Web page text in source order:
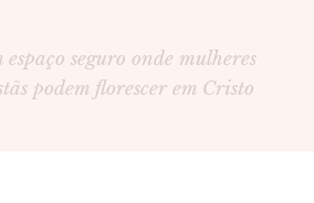
espaço seguro onde mulheres
podem florescer em Cristo